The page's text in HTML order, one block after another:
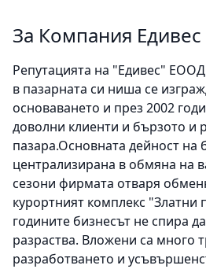
За Компания
Репутацията на "Едивес"
в пазарната си ниша се
основаването и през 2002
доволни клиенти и бързото и
пазара.Основната дейност на
централизирана в обмяна на
сезони фирмата отваря
курортният комплекс "Златни
годините бизнесът не спира
разраства. Вложени са много
разработването и